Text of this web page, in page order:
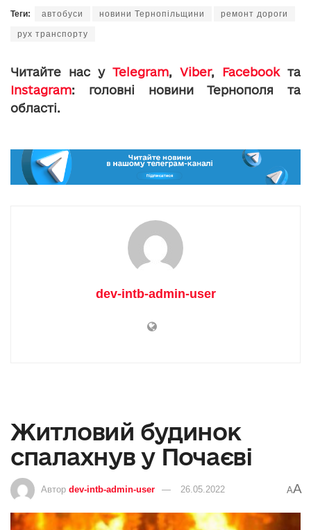
Теги: автобуси новини Тернопільщини ремонт дороги
рух транспорту
Читайте нас у Telegram, Viber, Facebookта
Instagram: головні новини Тернополя та
області.
dev-intb-admin-user
Житловий будинок
спалахнув у Почаєві
Автор dev-intb-admin-user 26.05.2022 AA